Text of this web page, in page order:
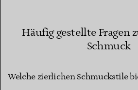
Häufig gestellte Fragen
Schmuck
Welche zierlichen Schmuckstile